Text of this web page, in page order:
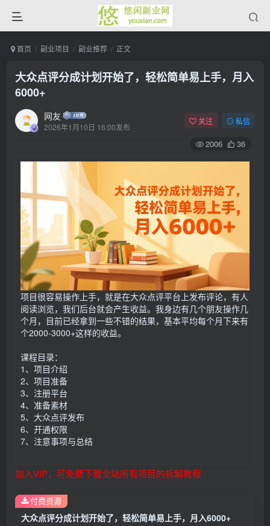
首页 副业项目 副业推荐 正文
大众点评分成计划开始了，轻松简单易上手，月入
6000+
网友
2026年1月10日 16:00发布
关注 私信
2006 36
项目很容易操作上手，就是在大众点评平台上发布评论，有人
阅读浏览，我们后台就会产生收益。我身边有几个朋友操作几
个月，目前已经拿到一些不错的结果，基本平均每个月下来有
个2000-3000+这样的收益。
课程目录：
1、项目介绍
2、项目准备
3、注册平台
4、准备素材
5、大众点评发布
6、开通权限
7、注意事项与总结
加入VIP，可免费下载全站所有项目的拆解教程
大众点评分成计划开始了，轻松简单易上手，月入6000+
付费资源